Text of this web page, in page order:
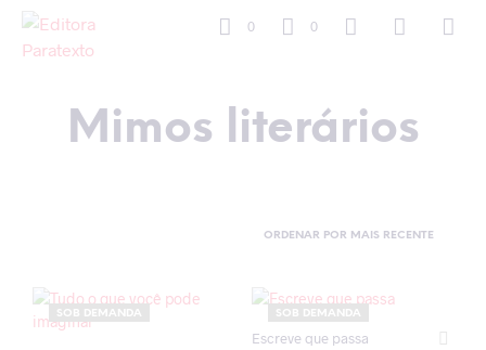
0 0
Mimos literários
SOB DEMANDA SOB DEMANDA
Escreve que passa